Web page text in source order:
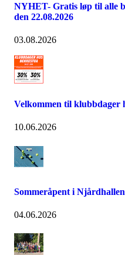
NYHET- Gratis løp til alle
den 22.08.2026
03.08.2026
Velkommen til klubbdager
10.06.2026
Sommeråpent i
04.06.2026